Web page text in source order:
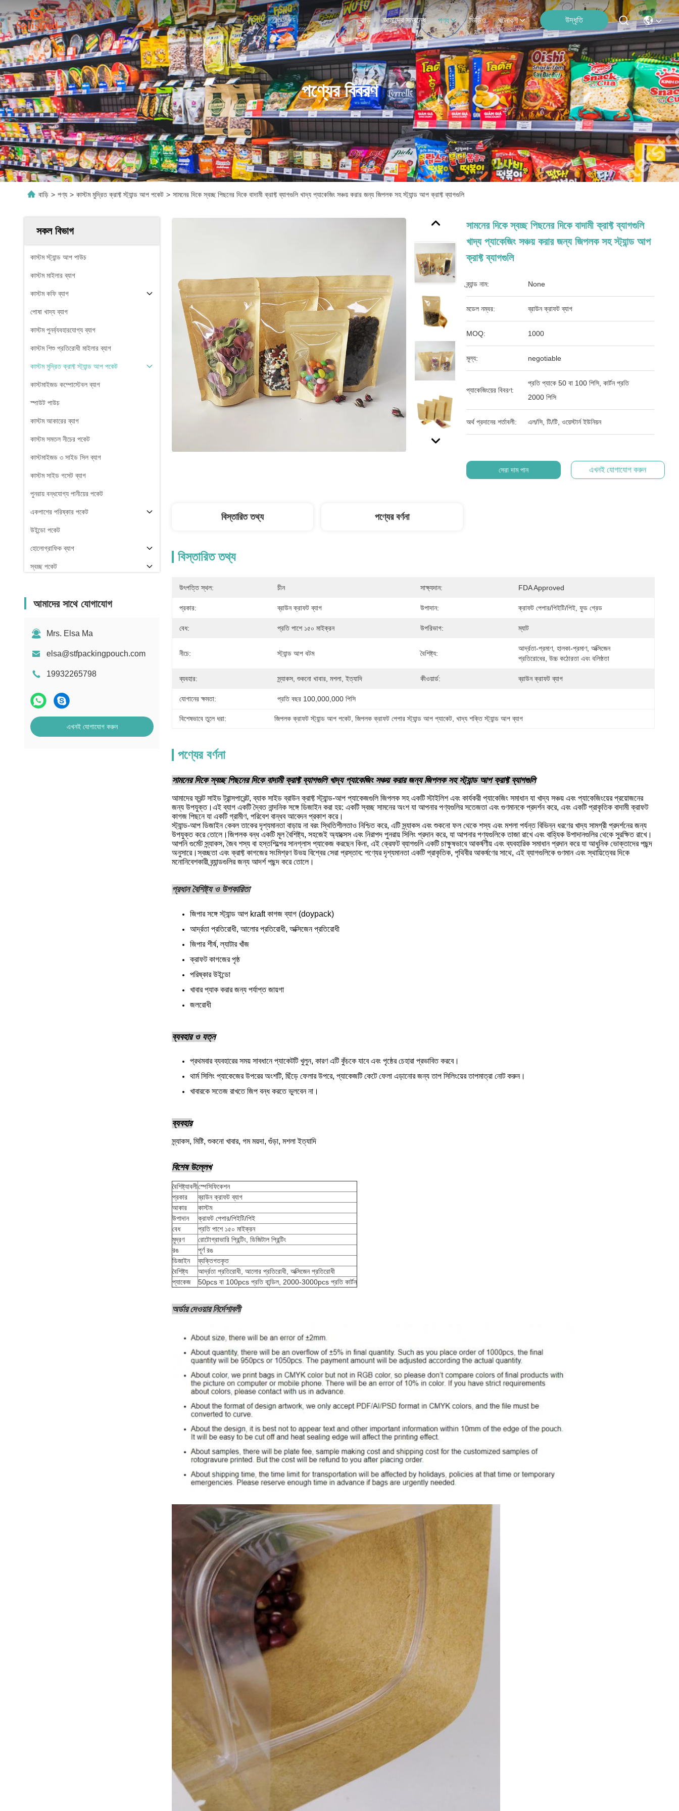
বাড়ি আমাদের সম্বন্ধে পণ্য ভিডিও ঘটনাবলী উদ্ধৃতি
পণ্যের বিবরণ
বাড়ি > পণ্য > কাস্টম মুদ্রিত ক্রাফ্ট স্ট্যান্ড আপ পকেট > সামনের দিকে স্বচ্ছ পিছনের দিকে বাদামী ক্রাফ্ট ব্যাগগুলি খাদ্য প্যাকেজিং সঞ্চয় করার জন্য জিপলক সহ স্ট্যান্ড আপ ক্রাফ্ট ব্যাগগুলি
সকল বিভাগ
কাস্টম স্ট্যান্ড আপ পাউচ
কাস্টম মাইলার ব্যাগ
কাস্টম কফি ব্যাগ
পোষা খাদ্য ব্যাগ
কাস্টম পুনর্ব্যবহারযোগ্য ব্যাগ
কাস্টম শিশু প্রতিরোধী মাইলার ব্যাগ
কাস্টম মুদ্রিত ক্রাফ্ট স্ট্যান্ড আপ পকেট
কাস্টমাইজড কম্পোস্টেবল ব্যাগ
স্পাউট পাউচ
কাস্টম আকারের ব্যাগ
কাস্টম সমতল নীচের পকেট
কাস্টমাইজড ৩ সাইড সিল ব্যাগ
কাস্টম সাইড গসেট ব্যাগ
পুনরায় বন্ধযোগ্য পানীয়ের পকেট
একপাশের পরিষ্কার পকেট
উইন্ডো পকেট
হোলোগ্রাফিক ব্যাগ
স্বচ্ছ পকেট
আমাদের সাথে যোগাযোগ
Mrs. Elsa Ma
elsa@stfpackingpouch.com
19932265798
এখনই যোগাযোগ করুন
সামনের দিকে স্বচ্ছ পিছনের দিকে বাদামী ক্রাফ্ট ব্যাগগুলি
খাদ্য প্যাকেজিং সঞ্চয় করার জন্য জিপলক সহ স্ট্যান্ড আপ
ক্রাফ্ট ব্যাগগুলি
ব্র্যান্ড নাম: None
মডেল নম্বর: ব্রাউন ক্রাফট ব্যাগ
MOQ: 1000
মূল্য: negotiable
প্যাকেজিংয়ের বিবরণ:
প্রতি প্যাকে 50 বা 100 পিসি, কার্টন প্রতি
2000 পিসি
অর্থ প্রদানের শর্তাবলী: এল/সি, টি/টি, ওয়েস্টার্ন ইউনিয়ন
সেরা দাম পান এখনই যোগাযোগ করুন
বিস্তারিত তথ্য পণ্যের বর্ণনা
বিস্তারিত তথ্য
উৎপত্তি স্থল: চীন সাক্ষ্যদান: FDA Approved
প্রকার: ব্রাউন ক্রাফট ব্যাগ উপাদান: ক্রাফট পেপার/পিইটি/পিই, ফুড গ্রেড
বেধ: প্রতি পাশে ১৫০ মাইক্রন উপরিভাগ: ম্যাট
নীচে: স্ট্যান্ড আপ বটম বৈশিষ্ট্য:
আর্দ্রতা-প্রমাণ, হালকা-প্রমাণ, অক্সিজেন
প্রতিরোধের, উচ্চ কঠোরতা এবং বলিষ্ঠতা
ব্যবহার: স্ন্যাকস, শুকনো খাবার, মশলা, ইত্যাদি কীওয়ার্ড: ব্রাউন ক্রাফট ব্যাগ
যোগানের ক্ষমতা: প্রতি বছর 100,000,000 পিসি
বিশেষভাবে তুলে ধরা: জিপলক ক্রাফট স্ট্যান্ড আপ পকেট , জিপলক ক্রাফট পেপার স্ট্যান্ড আপ প্যাকেট , খাদ্য শক্তি স্ট্যান্ড আপ ব্যাগ
পণ্যের বর্ণনা
সামনের দিকে স্বচ্ছ পিছনের দিকে বাদামী ক্রাফ্ট ব্যাগগুলি খাদ্য প্যাকেজিং সঞ্চয় করার জন্য জিপলক সহ স্ট্যান্ড আপ ক্রাফ্ট ব্যাগগুলি
আমাদের ফ্রন্ট সাইড ট্রান্সপারেন্ট, ব্যাক সাইড ব্রাউন ক্রাফ্ট স্ট্যান্ড-আপ প্যাকেজগুলি জিপলক সহ একটি স্টাইলিশ এবং কার্যকরী প্যাকেজিং সমাধান যা খাদ্য সঞ্চয় এবং প্যাকেজিংয়ের প্রয়োজনের
জন্য উপযুক্ত।এই ব্যাগ একটি দ্বৈত নান্দনিক সঙ্গে ডিজাইন করা হয়: একটি স্বচ্ছ সামনের অংশ যা আপনার পণ্যগুলির সতেজতা এবং গুণমানকে প্রদর্শন করে, এবং একটি প্রাকৃতিক বাদামী ক্রাফট
কাগজ পিছনে যা একটি গ্রামীণ, পরিবেশ বান্ধব আবেদন প্রকাশ করে।
স্ট্যান্ড-আপ ডিজাইন কেবল তাকের দৃশ্যমানতা বাড়ায় না বরং স্থিতিশীলতাও নিশ্চিত করে, এটি স্ন্যাকস এবং শুকনো ফল থেকে শস্য এবং মশলা পর্যন্ত বিভিন্ন ধরণের খাদ্য সামগ্রী প্রদর্শনের জন্য
উপযুক্ত করে তোলে।জিপলক বন্ধ একটি মূল বৈশিষ্ট্য, সহজেই অ্যাক্সেস এবং নিরাপদ পুনরায় সিলিং প্রদান করে, যা আপনার পণ্যগুলিকে তাজা রাখে এবং বাহ্যিক উপাদানগুলির থেকে সুরক্ষিত রাখে।
আপনি গুর্মেট স্ন্যাকস, জৈব শস্য বা হস্তশিল্পের সানগ্লাস প্যাকেজ করছেন কিনা, এই ক্রেফট ব্যাগগুলি একটি চাক্ষুষভাবে আকর্ষণীয় এবং ব্যবহারিক সমাধান প্রদান করে যা আধুনিক ভোক্তাদের পছন্দ
অনুসারে।স্বচ্ছতা এবং ক্রাফ্ট কাগজের সংমিশ্রণ উভয় বিশ্বের সেরা প্রস্তাব: পণ্যের দৃশ্যমানতা একটি প্রাকৃতিক, পৃথিবীর আকর্ষণের সাথে, এই ব্যাগগুলিকে গুণমান এবং স্থায়িত্বের দিকে
মনোনিবেশকারী ব্র্যান্ডগুলির জন্য আদর্শ পছন্দ করে তোলে।
প্রধান বৈশিষ্ট্য ও উপকারিতা
জিপার সঙ্গে স্ট্যান্ড আপ kraft কাগজ ব্যাগ (doypack)
আর্দ্রতা প্রতিরোধী, আলোর প্রতিরোধী, অক্সিজেন প্রতিরোধী
জিপার শীর্ষ, ল্যাটার খাঁজ
ক্রাফট কাগজের পৃষ্ঠ
পরিষ্কার উইন্ডো
খাবার প্যাক করার জন্য পর্যাপ্ত জায়গা
জলরোধী
ব্যবহার ও যত্ন
প্রথমবার ব্যবহারের সময় সাবধানে প্যাকেটটি খুলুন, কারণ এটি কুঁচকে যাবে এবং পৃষ্ঠের চেহারা প্রভাবিত করবে।
থার্ম সিলিং প্যাকেজের উপরের অংশটি, ছিঁড়ে ফেলার উপরে, প্যাকেজটি কেটে ফেলা এড়ানোর জন্য তাপ সিলিংয়ের তাপমাত্রা নোট করুন।
খাবারকে সতেজ রাখতে জিপ বন্ধ করতে ভুলবেন না।
ব্যবহার
স্ন্যাকস, মিষ্টি, শুকনো খাবার, গম ময়দা, গুঁড়া, মশলা ইত্যাদি
বিশেষ উল্লেখ
বৈশিষ্ট্যাবলীস্পেসিফিকেশন
প্রকার
ব্রাউন ক্রাফট ব্যাগ
আকার
কাস্টম
উপাদান
ক্রাফট পেপার/পিইটি/পিই
বেধ
প্রতি পাশে ১৫০ মাইক্রন
মুদ্রণ
রোটোগ্রাভারি প্রিন্টিং, ডিজিটাল প্রিন্টিং
রঙ
পূর্ণ রঙ
ডিজাইন
ব্যক্তিগতকৃত
বৈশিষ্ট্য
আর্দ্রতা প্রতিরোধী, আলোর প্রতিরোধী, অক্সিজেন প্রতিরোধী
প্যাকেজ
50pcs বা 100pcs প্রতি বান্ডিল, 2000-3000pcs প্রতি কার্টন
অর্ডার দেওয়ার নির্দেশাবলী